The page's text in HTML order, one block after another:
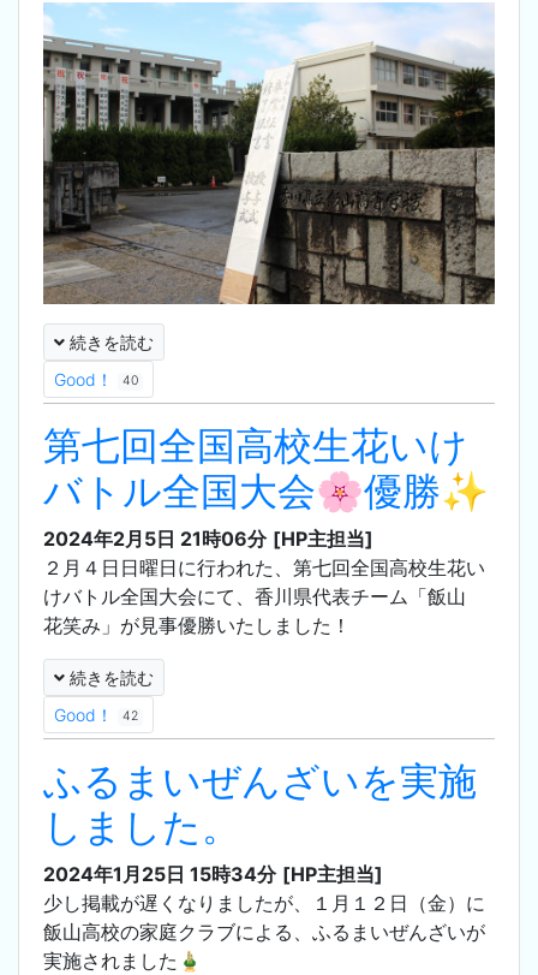
続きを読む
Good！
40
第七回全国高校生花いけ
バトル全国大会🌸優勝✨
2024年2月5日 21時06分 [HP主担当]
２月４日日曜日に行われた、第七回全国高校生花い
けバトル全国大会にて、香川県代表チーム「飯山
花笑み」が見事優勝いたしました！
続きを読む
Good！
42
ふるまいぜんざいを実施
しました。
2024年1月25日 15時34分 [HP主担当]
少し掲載が遅くなりましたが、１月１２日（金）に
飯山高校の家庭クラブによる、ふるまいぜんざいが
実施されました🎍